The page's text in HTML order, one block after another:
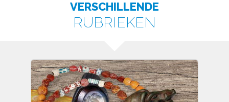
VERSCHILLENDE
RUBRIEKEN